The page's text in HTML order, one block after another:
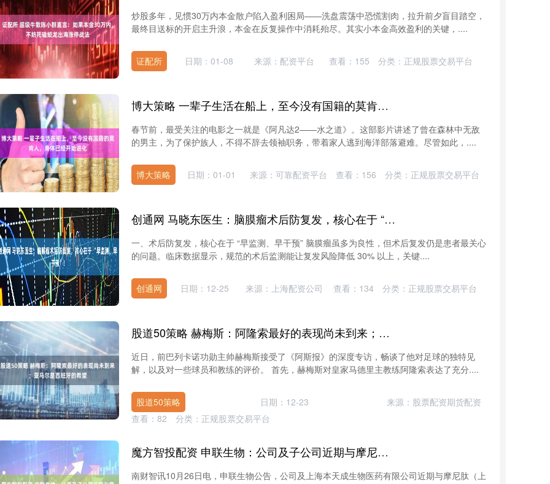
炒股多年，见惯30万内本金散户陷入盈利困局——洗盘震荡中恐慌割肉，拉升前夕盲目踏空，
最终目送标的开启主升浪，本金在反复操作中消耗殆尽。其实小本金高效盈利的关键，....
证配所 日期：01-08 来源：配资平台 查看： 155 分类： 正规股票交易平台
博大策略 一辈子生活在船上，至今没有国籍的莫肯人，身体已经开始进化
春节前，最受关注的电影之一就是《阿凡达2——水之道》。这部影片讲述了曾在森林中无敌
的男主，为了保护族人，不得不辞去领袖职务，带着家人逃到海洋部落避难。尽管如此，....
博大策略 日期：01-01 来源：可靠配资平台 查看： 156 分类： 正规股票交易平台
创通网 马晓东医生：脑膜瘤术后防复发，核心在于 “早监测、早干预”！
一、术后防复发，核心在于 “早监测、早干预” 脑膜瘤虽多为良性，但术后复发仍是患者最关心
的问题。临床数据显示，规范的术后监测能让复发风险降低 30% 以上，关键....
创通网 日期：12-25 来源：上海配资公司 查看： 134 分类： 正规股票交易平台
股道50策略 赫梅斯：阿隆索最好的表现尚未到来；亚马尔是西班牙的希望
近日，前巴列卡诺功勋主帅赫梅斯接受了《阿斯报》的深度专访，畅谈了他对足球的独特见
解，以及对一些球员和教练的评价。 首先，赫梅斯对皇家马德里主教练阿隆索表达了充分....
股道50策略 日期：12-23
来源：股票配资期货配资
查看： 82 分类： 正规股票交易平台
魔方智投配资 申联生物：公司及子公司近期与摩尼肽等签署框架协议
南财智讯10月26日电，申联生物公告，公司及上海本天成生物医药有限公司近期与摩尼肽（上